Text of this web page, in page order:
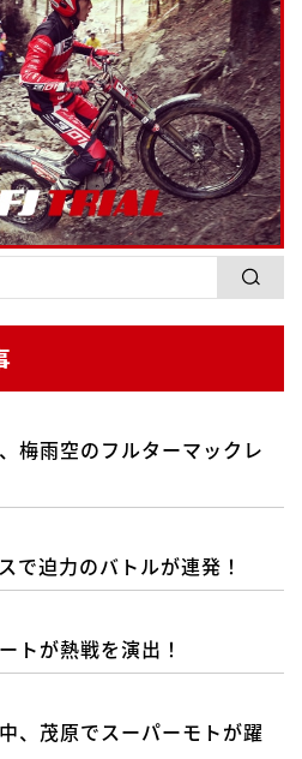
梅雨空のフルターマックレ
で迫力のバトルが連発！
トが熱戦を演出！
、茂原でスーパーモトが躍